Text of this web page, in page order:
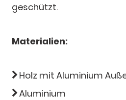
geschützt.
Materialien:
Holz mit Aluminium
Aluminium